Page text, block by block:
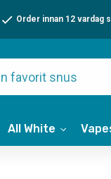
All White
Order innan 12 vardag